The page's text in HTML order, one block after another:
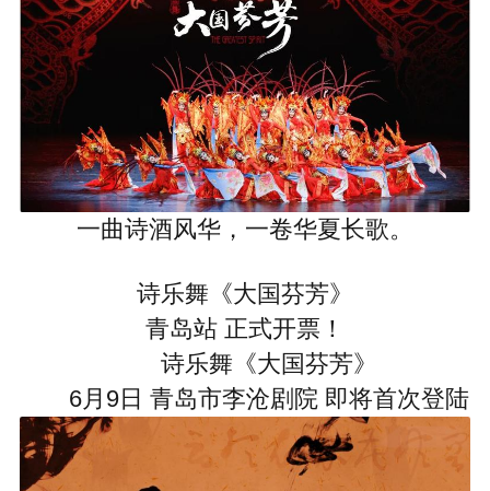
一曲诗酒风华，一卷华夏长歌。
诗乐舞《大国芬芳》
青岛站 正式开票！
诗乐舞《大国芬芳》
6月9日 青岛市李沧剧院 即将首次登陆